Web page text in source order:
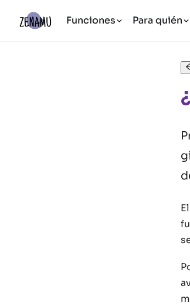
Funciones Para quién